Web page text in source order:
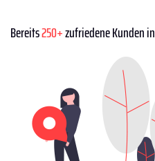
Bereits250+zufriedene Kunden in